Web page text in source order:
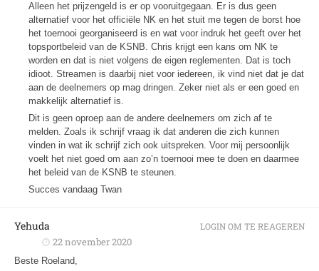
Alleen het prijzengeld is er op vooruitgegaan. Er is dus geen
alternatief voor het officiële NK en het stuit me tegen de borst hoe
het toernooi georganiseerd is en wat voor indruk het geeft over het
topsportbeleid van de KSNB. Chris krijgt een kans om NK te
worden en dat is niet volgens de eigen reglementen. Dat is toch
idioot. Streamen is daarbij niet voor iedereen, ik vind niet dat je dat
aan de deelnemers op mag dringen. Zeker niet als er een goed en
makkelijk alternatief is.
Dit is geen oproep aan de andere deelnemers om zich af te
melden. Zoals ik schrijf vraag ik dat anderen die zich kunnen
vinden in wat ik schrijf zich ook uitspreken. Voor mij persoonlijk
voelt het niet goed om aan zo’n toernooi mee te doen en daarmee
het beleid van de KSNB te steunen.
Succes vandaag Twan
Yehuda
22 november 2020
Beste Roeland,
LOGIN OM TE REAGEREN